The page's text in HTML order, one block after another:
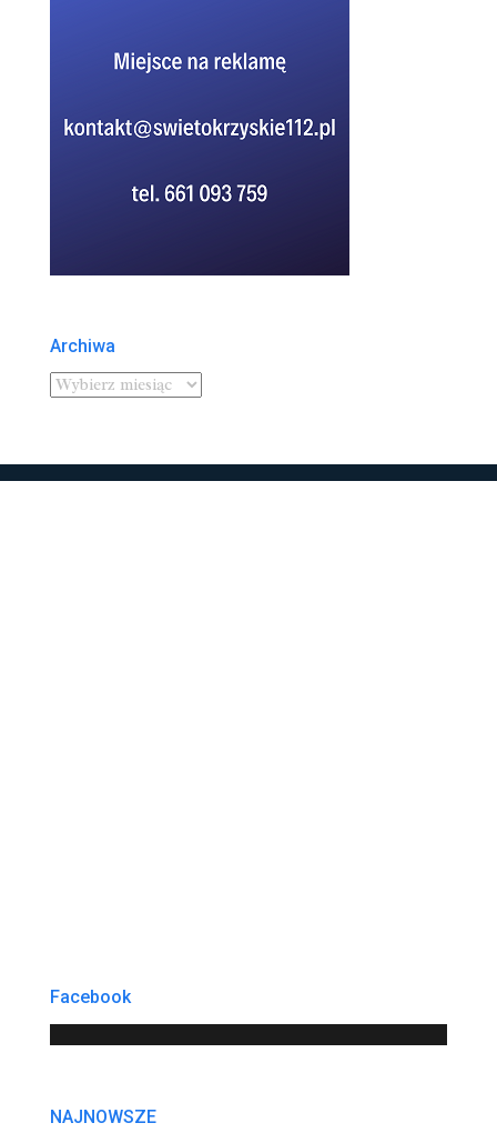
Archiwa
Facebook
NAJNOWSZE